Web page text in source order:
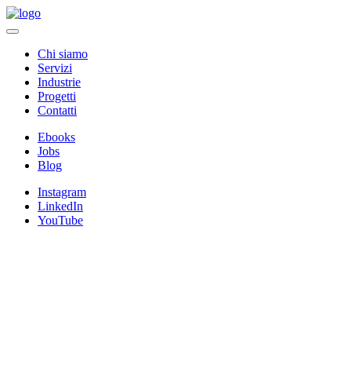
Chi siamo
Servizi
Industrie
Progetti
Contatti
Ebooks
Jobs
Blog
Instagram
LinkedIn
YouTube